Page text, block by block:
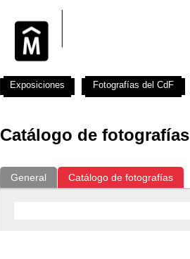
Catálogo de fotografías
General Catálogo de fotografías
Exposiciones Fotografías del CdF